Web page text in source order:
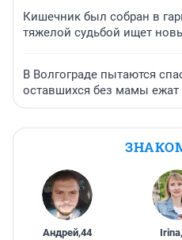
Кишечник был собран в
тяжелой судьбой ищет
В Волгограде пытаются
оставшихся без мамы ежат
Андрей,44 Irina